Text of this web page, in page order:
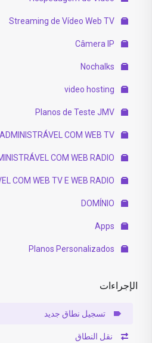
الإجراءات
تسجيل نطاق جديد
نقل النطاق